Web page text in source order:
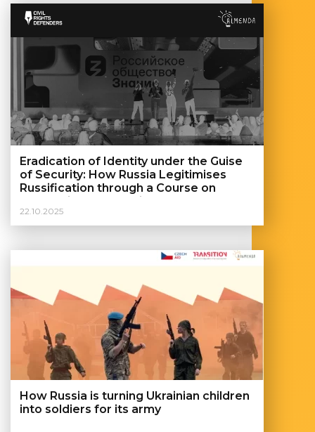
Eradication of Identity under the Guise
of Security: How Russia Legitimises
Russification through a Course on
Countering Neo-Nazism
22.10.2025
How Russia is turning Ukrainian children
into soldiers for its army